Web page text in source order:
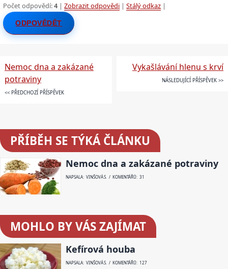
Počet odpovědí:4 |Zobrazit odpovědi |Stálý odkaz |
ODPOVĚDĚT
Nemoc dna a zakázané
potraviny
<< PŘEDCHOZÍ PŘÍSPĚVEK
Vykašlávání hlenu s krví
NÁSLEDUJÍCÍ PŘÍSPĚVEK >>
PŘÍBĚH SE TÝKÁ ČLÁNKU
Nemoc dna a zakázané potraviny
NAPSALA: VINŠOVÁ S. / KOMENTÁŘŮ: 31
MOHLO BY VÁS ZAJÍMAT
Kefírová houba
NAPSALA: VINŠOVÁ S. / KOMENTÁŘŮ: 127